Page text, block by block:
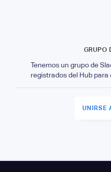
GRUPO
Tenemos un grupo de
registrados del Hub para
UNIRSE